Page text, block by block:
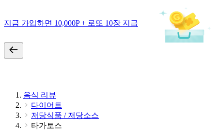
지금 가입하면 10,000P + 로또 10장 지급
음식 리뷰
다이어트
저당식품 / 저당소스
타가토스